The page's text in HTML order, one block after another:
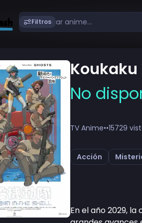
Filtros
No
TV Anime••15729
Acción
En el año 2029,